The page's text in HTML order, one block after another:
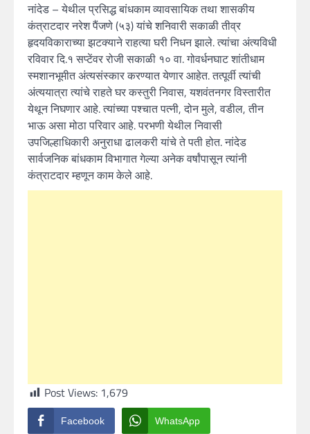
नांदेड – येथील प्रसिद्ध बांधकाम व्यावसायिक तथा शासकीय
कंत्राटदार नरेश पैंजणे (५३) यांचे शनिवारी सकाळी तीव्र
हृदयविकाराच्या झटक्याने राहत्या घरी निधन झाले. त्यांचा अंत्यविधी
रविवार दि.१ सप्टेंवर रोजी सकाळी १० वा. गोवर्धनघाट शांतीधाम
स्मशानभूमीत अंत्यसंस्कार करण्यात येणार आहेत. तत्पूर्वी त्यांची
अंत्ययात्रा त्यांचे राहते घर कस्तुरी निवास, यशवंतनगर विस्तारीत
येथून निघणार आहे. त्यांच्या पश्चात पत्नी, दोन मुले, वडील, तीन
भाऊ असा मोठा परिवार आहे. परभणी येथील निवासी
उपजिल्हाधिकारी अनुराधा ढालकरी यांचे ते पती होत. नांदेड
सार्वजनिक बांधकाम विभागात गेल्या अनेक वर्षांपासून त्यांनी
कंत्राटदार म्हणून काम केले आहे.
Post Views: 1,679
Facebook WhatsApp